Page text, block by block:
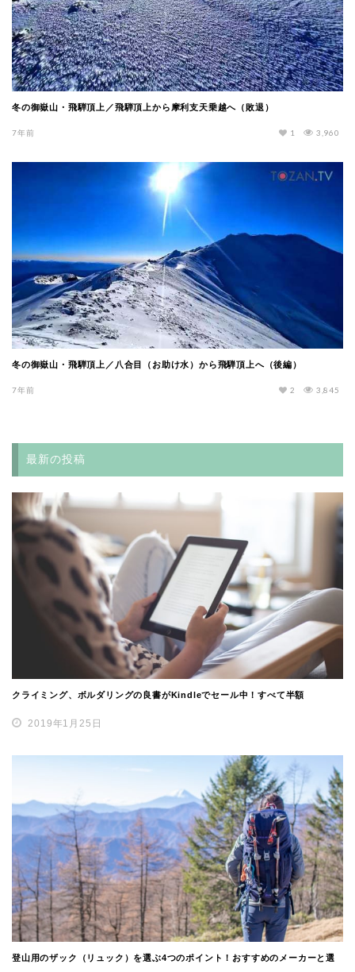
冬の御嶽山・飛騨頂上／飛騨頂上から摩利支天乗越へ（敗退）
7年前 3,960
1
冬の御嶽山・飛騨頂上／八合目（お助け水）から飛騨頂上へ（後編）
7年前 3,845
2
最新の投稿
クライミング、ボルダリングの良書がKindleでセール中！すべて半額
2019年1月25日
登山用のザック（リュック）を選ぶ4つのポイント！おすすめのメーカーと選